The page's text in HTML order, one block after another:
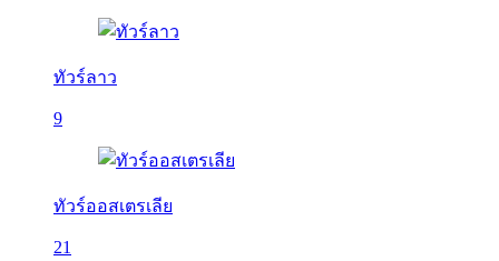
ทัวร์ลาว
9
ทัวร์ออสเตรเลีย
21